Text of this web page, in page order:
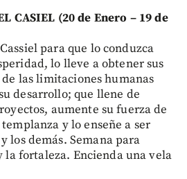
CASIEL (20 de Enero – 19 de
para que lo conduzca
lo lleve a obtener sus
las limitaciones humanas
desarrollo; que llene de
aumente su fuerza de
y lo enseñe a ser
los demás. Semana para
fortaleza. Encienda una vela